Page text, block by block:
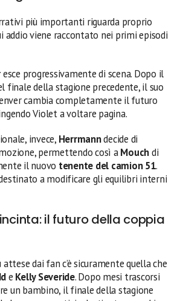
più importanti riguarda proprio
addio viene raccontato nei primi episodi
esce progressivamente di scena. Dopo il
finale della stagione precedente, il suo
cambia completamente il futuro
Violet a voltare pagina.
invece, Herrmanndecide di
permettendo così aMouchdi
il nuovo tenente del camion 51.
a modificare gli equilibri interni
il futuro della coppia
dai fan c’è sicuramente quella che
e Kelly Severide. Dopo mesi trascorsi
un bambino, il finale della stagione